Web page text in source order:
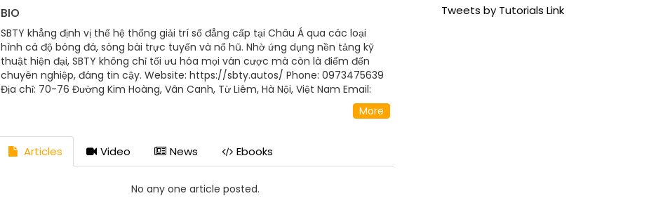
BIO
SBTY khẳng định vị thế hệ thống giải trí số đẳng cấp tại Châu Á qua các loại
hình cá độ bóng đá, sòng bài trực tuyến và nổ hũ. Nhờ ứng dụng nền tảng kỹ
thuật hiện đại, SBTY không chỉ tối ưu hóa mọi ván cược mà còn là điểm đến
chuyên nghiệp, đáng tin cậy. Website: https://sbty.autos/ Phone: 0973475639
Địa chỉ: 70-76 Đường Kim Hoàng, Vân Canh, Từ Liêm, Hà Nội, Việt Nam Email:
support@sbty.autos Tags: #sbty, #sbty.com, #trangchu_sbty, #sbty_link,
More
Articles Video News Ebooks
No any one article posted.
Tweets by Tutorials Link